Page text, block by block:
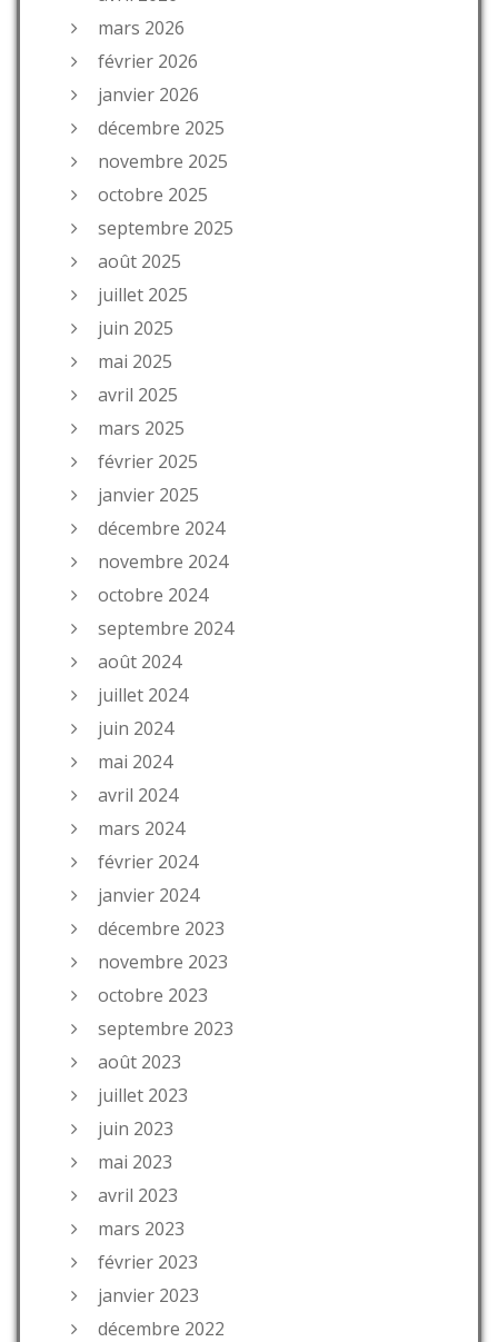
mars 2026
février 2026
janvier 2026
décembre 2025
novembre 2025
octobre 2025
septembre 2025
août 2025
juillet 2025
juin 2025
mai 2025
avril 2025
mars 2025
février 2025
janvier 2025
décembre 2024
novembre 2024
octobre 2024
septembre 2024
août 2024
juillet 2024
juin 2024
mai 2024
avril 2024
mars 2024
février 2024
janvier 2024
décembre 2023
novembre 2023
octobre 2023
septembre 2023
août 2023
juillet 2023
juin 2023
mai 2023
avril 2023
mars 2023
février 2023
janvier 2023
décembre 2022